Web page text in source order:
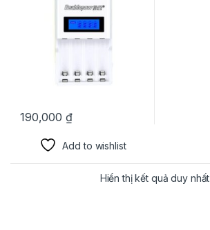
190,000 ₫
Add to wishlist
Hiển thị kết quả duy nhất